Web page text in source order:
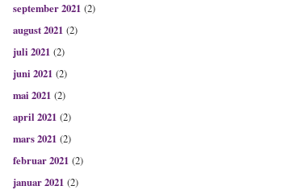
september 2021 (2)
august 2021 (2)
juli 2021 (2)
juni 2021 (2)
mai 2021 (2)
april 2021 (2)
mars 2021 (2)
februar 2021 (2)
januar 2021 (2)